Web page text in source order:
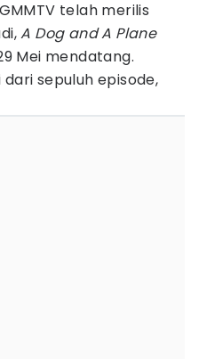
telah merilis
A Dog and A Plane
Mei mendatang.
sepuluh episode,